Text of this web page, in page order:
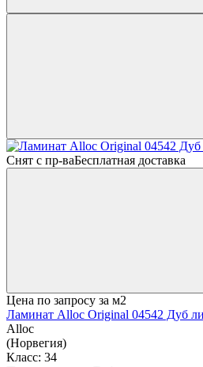
Снят с пр-ваБесплатная доставка
Цена по запросу за м2
Ламинат Alloc Original 04542 Дуб
Alloc
(Норвегия)
Класс: 34